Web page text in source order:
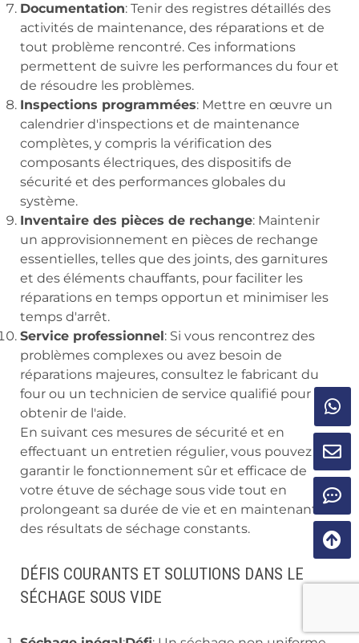
Documentation: Tenir des registres détaillés des
activités de maintenance, des réparations et de
tout problème rencontré. Ces informations
permettent de suivre les performances du four et
de résoudre les problèmes.
Inspections programmées: Mettre en œuvre un
calendrier d'inspections et de maintenance
complètes, y compris la vérification des
composants électriques, des dispositifs de
sécurité et des performances globales du
système.
Inventaire des pièces de rechange: Maintenir
un approvisionnement en pièces de rechange
essentielles, telles que des joints, des garnitures
et des éléments chauffants, pour faciliter les
réparations en temps opportun et minimiser les
temps d'arrêt.
Service professionnel: Si vous rencontrez des
problèmes complexes ou avez besoin de
réparations majeures, consultez le fabricant du
four ou un technicien de service qualifié pour
obtenir de l'aide.
En suivant ces mesures de sécurité et en
effectuant un entretien régulier, vous pouvez
garantir le fonctionnement sûr et efficace de
votre étuve de séchage sous vide tout en
prolongeant sa durée de vie et en maintenant
des résultats de séchage constants.
DÉFIS COURANTS ET SOLUTIONS DANS LE
SÉCHAGE SOUS VIDE